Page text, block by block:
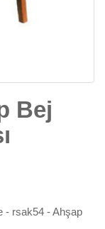
Bej
- rsak54 - Ahşap